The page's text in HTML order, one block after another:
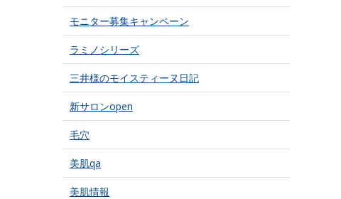
モニター募集キャンペーン
ラミノシリーズ
三井様のモイスティーヌ日記
新サロンopen
毛穴
美肌qa
美肌情報